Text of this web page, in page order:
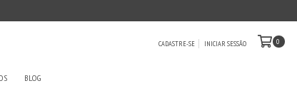
CADASTRE-SE INICIAR SESSÃO 0
BLOG